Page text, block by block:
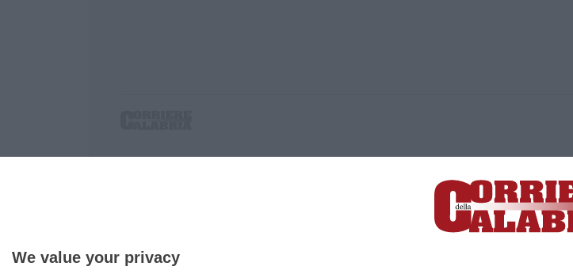
We value your privacy
P.IVA. 03199620794, Via del mare 6/G, S.Eufemia, Lamezia Terme (CZ)
Iscrizione tribunale di Lamezia Terme 5/2011 - Direttore responsabile Paola Militano |Privacy